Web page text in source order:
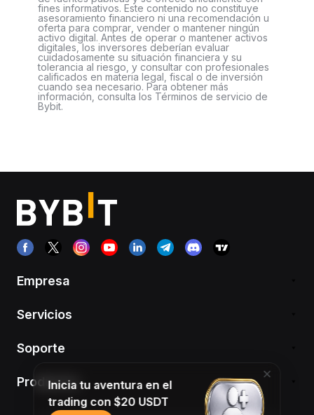
fines informativos. Este contenido no constituye
asesoramiento financiero ni una recomendación u
oferta para comprar, vender o mantener ningún
activo digital. Antes de operar o mantener activos
digitales, los inversores deberían evaluar
cuidadosamente su situación financiera y su
tolerancia al riesgo, y consultar con profesionales
calificados en materia legal, fiscal o de inversión
cuando sea necesario. Para obtener más
información, consulta los Términos de servicio de
Bybit.
Empresa
Servicios
Soporte
ProductosInicia tu aventura en el
trading con $20 USDT